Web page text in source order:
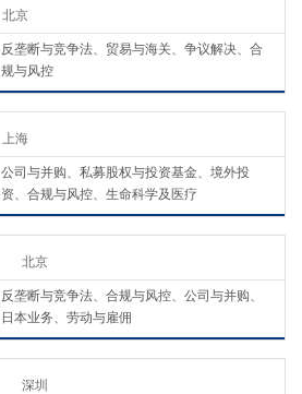
北京
反垄断与竞争法、贸易与海关、争议解决、合
规与风控
上海
公司与并购、私募股权与投资基金、境外投
资、合规与风控、生命科学及医疗
北京
反垄断与竞争法、合规与风控、公司与并购、
日本业务、劳动与雇佣
深圳